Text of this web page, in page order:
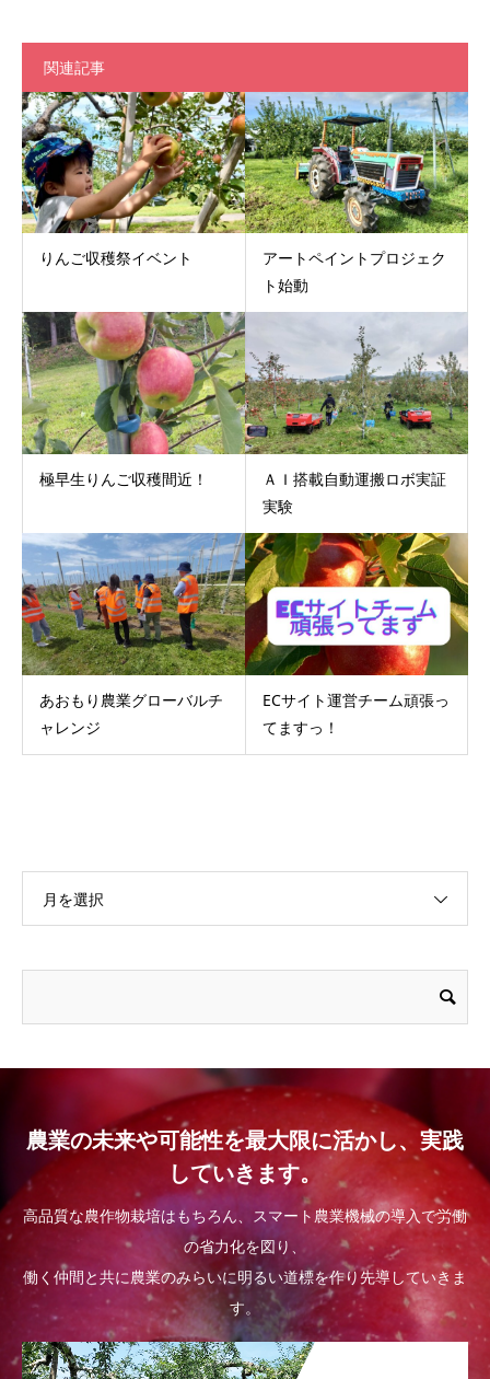
関連記事
りんご収穫祭イベント
アートペイントプロジェク
ト始動
極早生りんご収穫間近！
ＡＩ搭載自動運搬ロボ実証
実験
あおもり農業グローバルチ
ャレンジ
ECサイト運営チーム頑張っ
てますっ！
月を選択
農業の未来や可能性を最大限に活かし、実践
していきます。
高品質な農作物栽培はもちろん、スマート農業機械の導入で労働
の省力化を図り、
働く仲間と共に農業のみらいに明るい道標を作り先導していきま
す。